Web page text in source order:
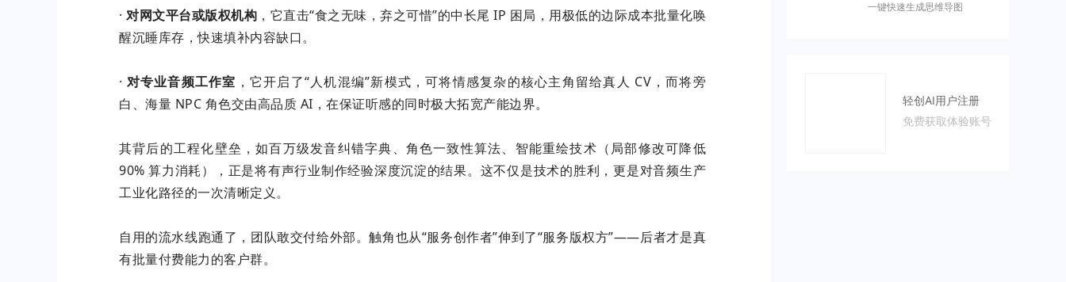
一键快速生成思维导图
轻创AI用户注册
免费获取体验账号
· 对网文平台或版权机构 ，它直击“食之无味，弃之可惜”的中长尾 IP 困局，用极低的边际成本批量化唤
醒沉睡库存，快速填补内容缺口。
· 对专业音频工作室 ，它开启了“人机混编”新模式，可将情感复杂的核心主角留给真人 CV，而将旁
白、海量 NPC 角色交由高品质 AI，在保证听感的同时极大拓宽产能边界。
其背后的工程化壁垒，如百万级发音纠错字典、角色一致性算法、智能重绘技术（局部修改可降低
90% 算力消耗），正是将有声行业制作经验深度沉淀的结果。这不仅是技术的胜利，更是对音频生产
工业化路径的一次清晰定义。
自用的流水线跑通了，团队敢交付给外部。触角也从“服务创作者”伸到了“服务版权方”——后者才是真
有批量付费能力的客户群。